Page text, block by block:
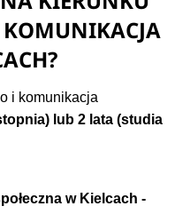
i komunikacja
lub 2 lata (studia
w Kielcach -